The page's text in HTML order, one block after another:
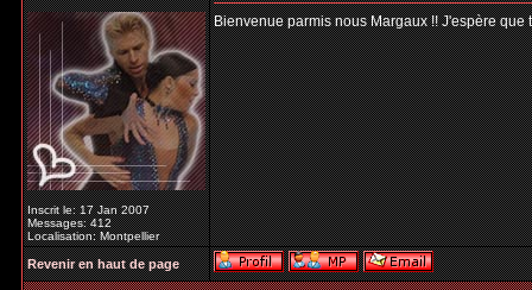
Inscrit le: 17 Jan 2007
Messages: 412
Localisation: Montpellier
Bienvenue parmis nous Margaux !! J'espère
Revenir en haut de page